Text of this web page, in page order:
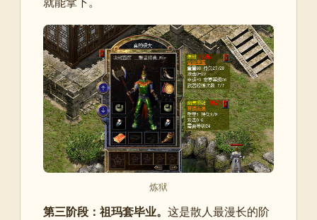
炼狱
第三阶段：祖玛套毕业。 这是散人最漫长的阶